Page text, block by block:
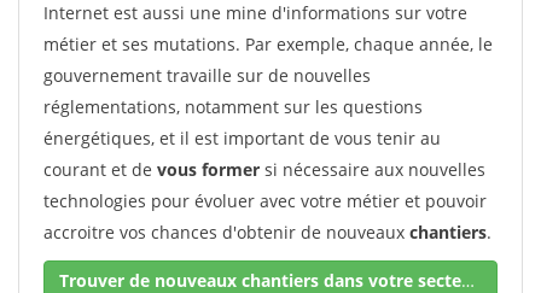
Internet est aussi une mine d'informations sur votre
métier et ses mutations. Par exemple, chaque année, le
gouvernement travaille sur de nouvelles
réglementations, notamment sur les questions
énergétiques, et il est important de vous tenir au
courant et de vous former si nécessaire aux nouvelles
technologies pour évoluer avec votre métier et pouvoir
accroitre vos chances d'obtenir de nouveaux chantiers.
Trouver de nouveaux chantiers dans votre secteur !